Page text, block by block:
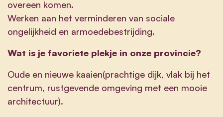
overeen komen.
Werken aan het verminderen van sociale
ongelijkheid en armoedebestrijding.
Wat is je favoriete plekje in onze provincie?
Oude en nieuwe kaaien(prachtige dijk, vlak bij het
centrum, rustgevende omgeving met een mooie
architectuur).